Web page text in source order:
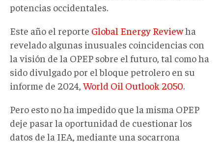
potencias occidentales.
Este año el reporte Global Energy Reviewha
revelado algunas inusuales coincidencias con
la visión de la OPEP sobre el futuro, tal como ha
sido divulgado por el bloque petrolero en su
informe de 2024, World Oil Outlook 2050.
Pero esto no ha impedido que la misma OPEP
deje pasar la oportunidad de cuestionar los
datos de la IEA, mediante una socarrona